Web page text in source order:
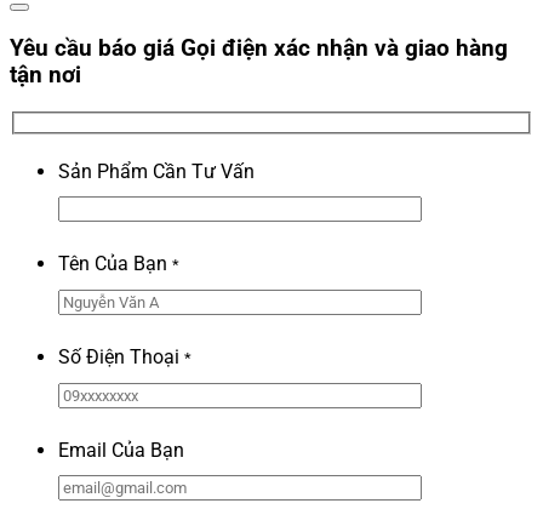
Yêu cầu báo giá Gọi điện xác nhận và giao hàng
tận nơi
Sản Phẩm Cần Tư Vấn
Tên Của Bạn *
Số Điện Thoại *
Email Của Bạn